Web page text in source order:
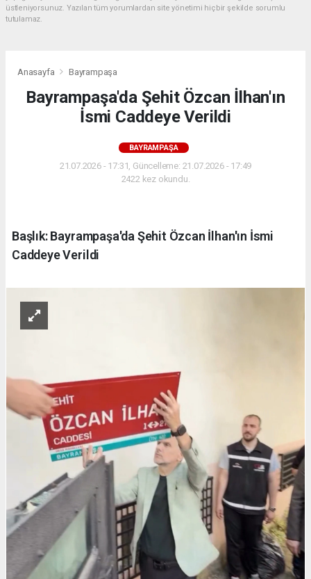
üstleniyorsunuz. Yazılan tüm yorumlardan site yönetimi hiçbir şekilde sorumlu
tutulamaz.
Anasayfa Bayrampaşa
Bayrampaşa'da Şehit Özcan İlhan'ın
İsmi Caddeye Verildi
BAYRAMPAŞA
21.07.2026 - 17:31, Güncelleme: 21.07.2026 - 17:49
2422 kez okundu.
Başlık: Bayrampaşa'da Şehit Özcan İlhan'ın İsmi
Caddeye Verildi